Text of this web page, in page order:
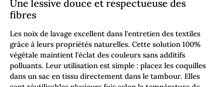
Une lessive douce et respectueuse des
fibres
Les noix de lavage excellent dans l'entretien des textiles
grâce à leurs propriétés naturelles. Cette solution 100%
végétale maintient l'éclat des couleurs sans additifs
polluants. Leur utilisation est simple : placez les coquilles
dans un sac en tissu directement dans le tambour. Elles